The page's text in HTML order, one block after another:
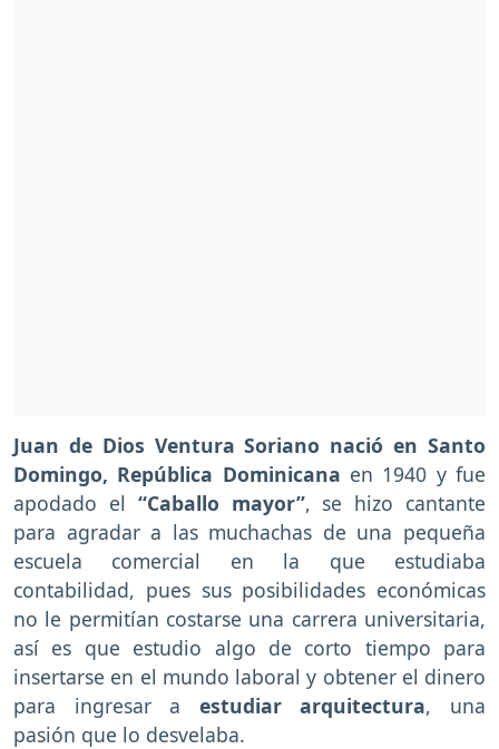
Juan de Dios Ventura Soriano nació en Santo
Domingo, República Dominicana en 1940 y fue
apodado el “Caballo mayor”, se hizo cantante
para agradar a las muchachas de una pequeña
escuela comercial en la que estudiaba
contabilidad, pues sus posibilidades económicas
no le permitían costarse una carrera universitaria,
así es que estudio algo de corto tiempo para
insertarse en el mundo laboral y obtener el dinero
para ingresar a estudiar arquitectura, una
pasión que lo desvelaba.